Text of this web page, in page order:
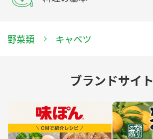
野菜類 キャベツ
ブランドサイト